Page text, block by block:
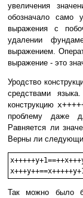
увеличения
обозначало само
выражения с
удалении
выражением.
выражение - это
Уродство
средствами
конструкцию
проблему даже
Равняется ли
Верны ли
Так можно было